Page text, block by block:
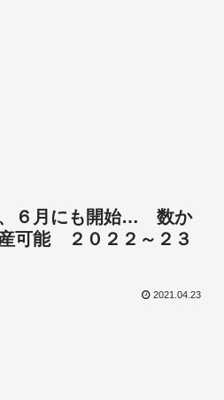
、６月にも開始… 数か
可能 ２０２２～２３
2021.04.23